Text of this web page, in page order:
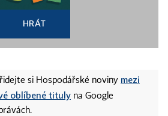
HRÁT
si Hospodářské noviny mezi
oblíbené tituly na Google